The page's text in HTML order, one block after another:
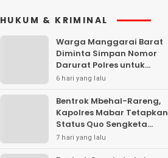
HUKUM & KRIMINAL
Warga Manggarai Barat
Diminta Simpan Nomor
Darurat Polres untuk
Laporan Kamtibmas
6 hari yang lalu
Bentrok Mbehal-Rareng,
Kapolres Mabar Tetapkan
Status Quo Sengketa
Lengkong Warang
7 hari yang lalu